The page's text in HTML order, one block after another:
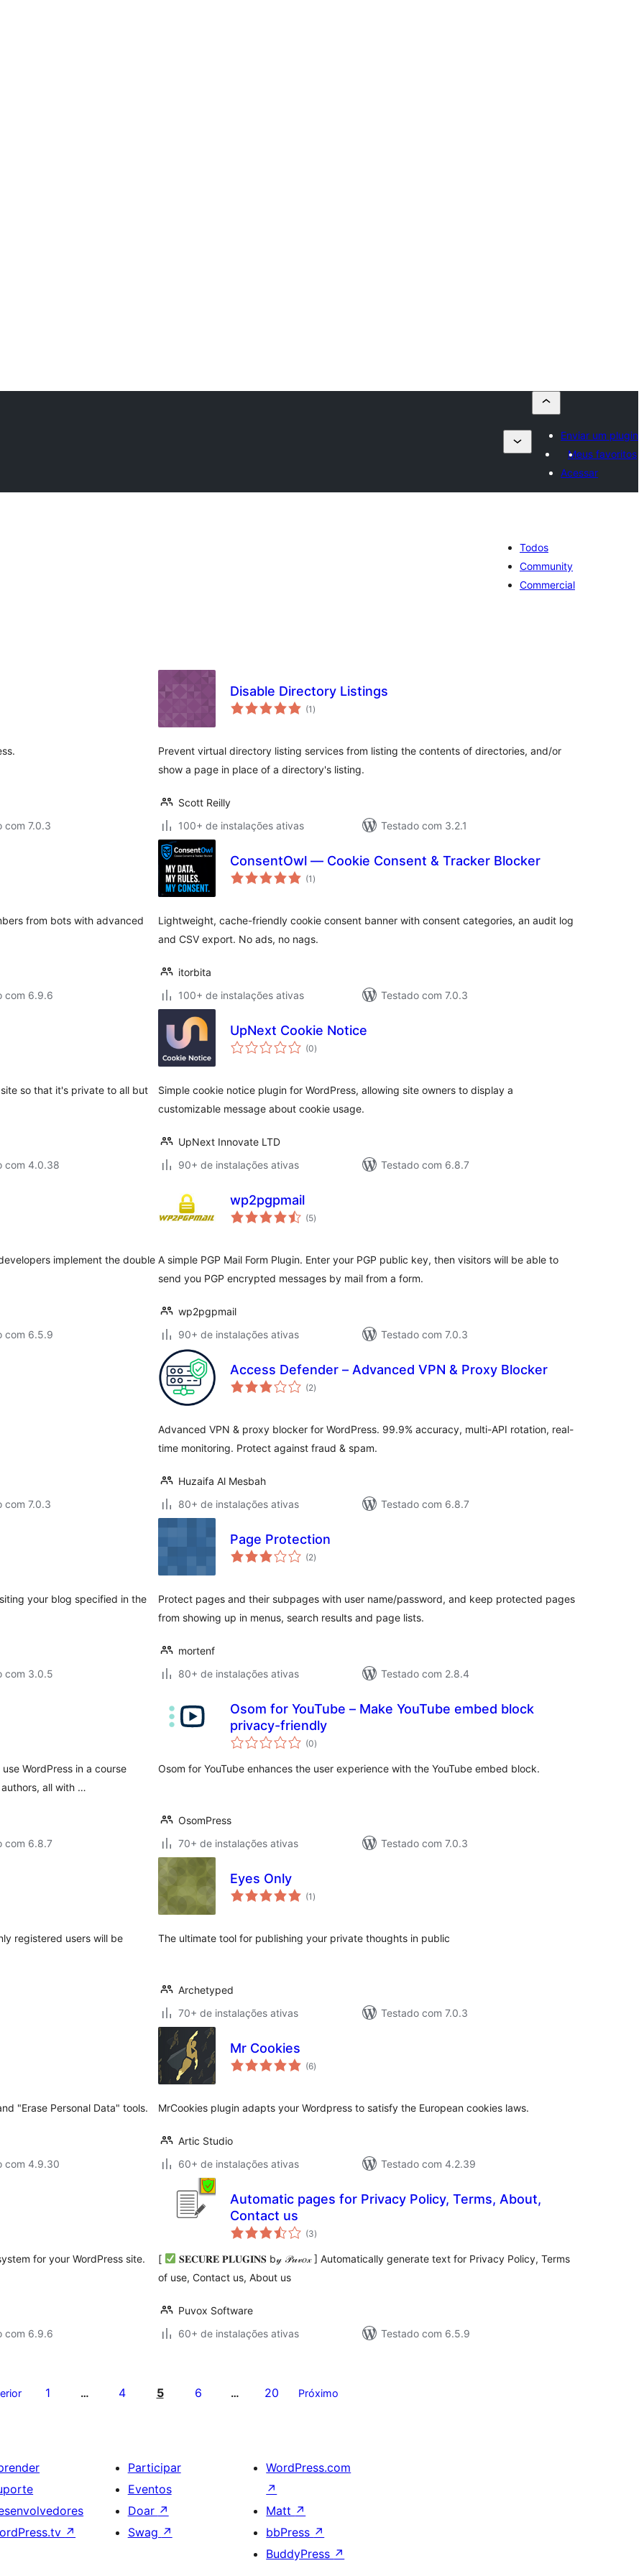
Enviar um plugin
Meus favoritos
Acessar
Todos
Community
Commercial
com 7.0.3
Disable Directory Listings
(1 total
de
)
Prevent virtual directory listing services from listing the contents of directories, and/or
show a page in place of a directory's listing.
Scott Reilly
100+ de instalações ativas
Testado com 3.2.1
from bots with advanced
com 6.9.6
ConsentOwl — Cookie Consent & Tracker Blocker
(1 total
de
)
Lightweight, cache-friendly cookie consent banner with consent categories, an audit log
and CSV export. No ads, no nags.
itorbita
100+ de instalações ativas
Testado com 7.0.3
so that it's private to all but
com 4.0.38
UpNext Cookie Notice
(0total
de
)
Simple cookie notice plugin for WordPress, allowing site owners to display a
customizable message about cookie usage.
UpNext Innovate LTD
90+ de instalações ativas
Testado com 6.8.7
implement the double
com 6.5.9
wp2pgpmail
(5total
de
)
A simple PGP Mail Form Plugin. Enter your PGP public key, then visitors will be able to
send you PGP encrypted messages by mail from a form.
wp2pgpmail
90+ de instalações ativas
Testado com 7.0.3
com 7.0.3
Access Defender – Advanced VPN & Proxy Blocker
(2total
de
)
Advanced VPN & proxy blocker for WordPress. 99.9% accuracy, multi-API rotation, real-
time monitoring. Protect against fraud & spam.
Huzaifa Al Mesbah
80+ de instalações ativas
Testado com 6.8.7
your blog specified in the
com 3.0.5
Page Protection
(2total
de
)
Protect pages and their subpages with user name/password, and keep protected pages
from showing up in menus, search results and page lists.
mortenf
80+ de instalações ativas
Testado com 2.8.4
WordPress in a course
all with …
com 6.8.7
Osom for YouTube – Make YouTube embed block
privacy-friendly
(0total
de
)
Osom for YouTube enhances the user experience with the YouTube embed block.
OsomPress
70+ de instalações ativas
Testado com 7.0.3
registered users will be
Eyes Only
(1 total
de
)
The ultimate tool for publishing your private thoughts in public
Archetyped
70+ de instalações ativas
Testado com 7.0.3
"Erase Personal Data" tools.
com 4.9.30
Mr Cookies
(6total
de
)
MrCookies plugin adapts your Wordpress to satisfy the European cookies laws.
Artic Studio
60+ de instalações ativas
Testado com 4.2.39
for your WordPress site.
com 6.9.6
Automatic pages for Privacy Policy, Terms, About,
Contact us
(3total
de
)
[
𝐒𝐄𝐂𝐔𝐑𝐄 𝐏𝐋𝐔𝐆𝐈𝐍𝐒 b𝓎 𝒫𝓊𝓋𝑜𝓍 ] Automatically generate text for Privacy Policy, Terms
of use, Contact us, About us
Puvox Software
60+ de instalações ativas
Testado com 6.5.9
1 … 4 5 6 … 20 Próximo
↗
Participar
Eventos
Doar ↗
Swag ↗
WordPress.com
↗
Matt ↗
bbPress ↗
BuddyPress ↗